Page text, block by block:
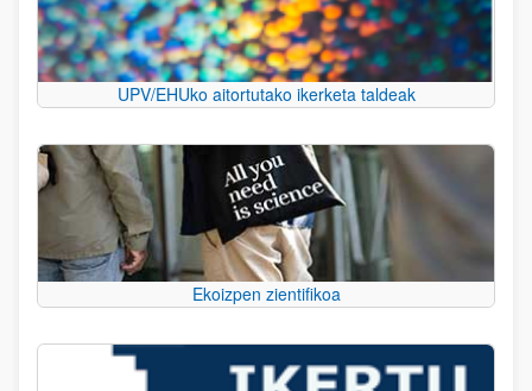
UPV/EHUko aitortutako ikerketa taldeak
Ekoizpen zientifikoa